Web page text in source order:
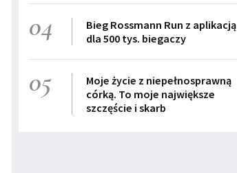
04
Bieg Rossmann Run z aplikacją
dla 500 tys. biegaczy
05
Moje życie z niepełnosprawną
córką. To moje największe
szczęście i skarb